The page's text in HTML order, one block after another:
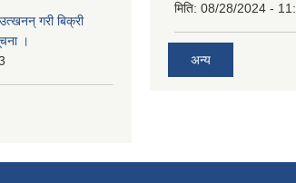
गरी बिक्री
।
मिति: 08/28/2024 -
अन्य